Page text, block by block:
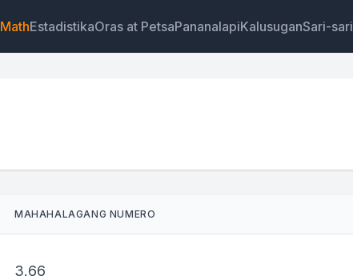
MathEstadistikaOras at PetsaPananalapiKalusuganSari-sari
MAHAHALAGANG NUMERO
3.66